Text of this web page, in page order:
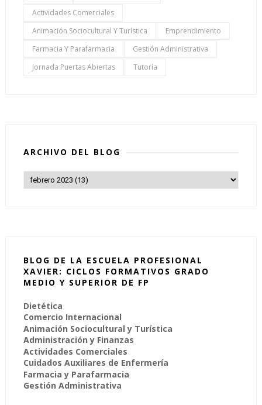
Actividades Comerciales
Animación Sociocultural Y Turística
Emprendimiento
Farmacia Y Parafarmacia
Gestión Administrativa
Jornada Puertas Abiertas
Tutoría
ARCHIVO DEL BLOG
BLOG DE LA ESCUELA PROFESIONAL
XAVIER: CICLOS FORMATIVOS GRADO
MEDIO Y SUPERIOR DE FP
Dietética
Comercio Internacional
Animación Sociocultural y Turística
Administración y Finanzas
Actividades Comerciales
Cuidados Auxiliares de Enfermería
Farmacia y Parafarmacia
Gestión Administrativa